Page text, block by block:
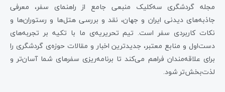
مجله گردشگری سه‌کلیک منبعی جامع از راهنمای سفر، معرفی
جاذبه‌های دیدنی ایران و جهان، نقد و بررسی هتل‌ها و رستوران‌ها و
نکات کاربردی سفر است. تیم تحریریه‌ی ما با تکیه بر تجربه‌های
دست‌اول و منابع معتبر، جدیدترین اخبار و مقالات حوزه‌ی گردشگری را
برای علاقه‌مندان فراهم می‌کند تا برنامه‌ریزی سفرهای شما آسان‌تر و
لذت‌بخش‌تر شود.